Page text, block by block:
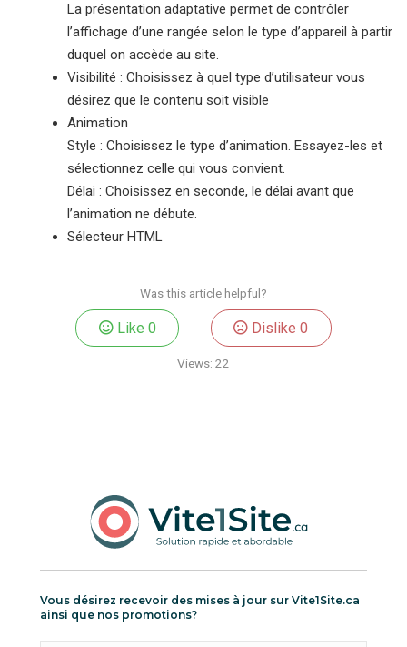
La présentation adaptative permet de contrôler
l’affichage d’une rangée selon le type d’appareil à partir
duquel on accède au site.
Visibilité : Choisissez à quel type d’utilisateur vous
désirez que le contenu soit visible
Animation
Style : Choisissez le type d’animation. Essayez-les et
sélectionnez celle qui vous convient.
Délai : Choisissez en seconde, le délai avant que
l’animation ne débute.
Sélecteur HTML
Was this article helpful?
Like 0 Dislike0
Views: 22
Vous désirez recevoir des mises à jour sur Vite1Site.ca
ainsi que nos promotions?